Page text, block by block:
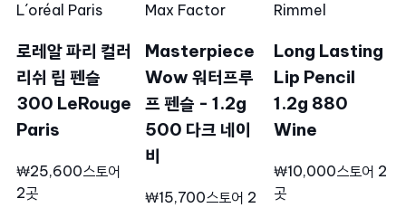
L´oréal Paris
로레알 파리 컬러
리쉬 립 펜슬
300 LeRouge
Paris
₩25,600스토어
2곳
Max Factor
Masterpiece
Wow 워터프루
프 펜슬 - 1.2g
500 다크 네이
비
₩15,700스토어 2
Rimmel
Long Lasting
Lip Pencil
1.2g 880
Wine
₩10,000스토어 2
곳